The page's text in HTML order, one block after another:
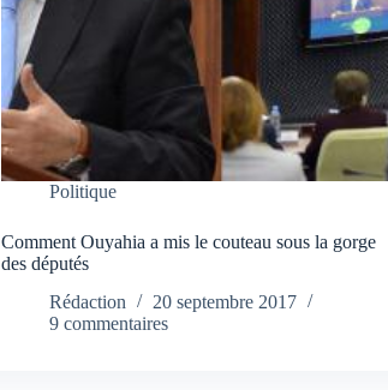
Politique
Comment Ouyahia a mis le couteau sous la gorge
des députés
Rédaction
20 septembre 2017
9 commentaires